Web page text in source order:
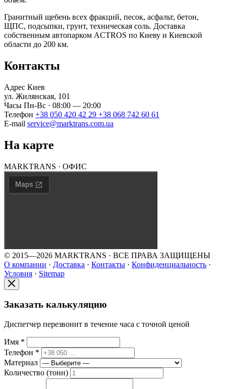
Гранитный щебень всех фракций, песок, асфальт, бетон,
ЩПС, подсыпки, грунт, техническая соль. Доставка
собственным автопарком ACTROS по Киеву и Киевской
области до 200 км.
Контакты
Адрес Киев
ул. Жилянская, 101
Часы Пн-Вс · 08:00 — 20:00
Телефон +38 050 420 42 29 +38 068 742 60 61
E-mail service@marktrans.com.ua
На карте
MARKTRANS · ОФИС
© 2015—2026 MARKTRANS · ВСЕ ПРАВА ЗАЩИЩЕНЫ
О компании · Доставка · Контакты · Конфиденциальность ·
Условия · Sitemap
Заказать калькуляцию
Диспетчер перезвонит в течение часа с точной ценой
Имя *
Телефон *
Материал
Количество (тонн)